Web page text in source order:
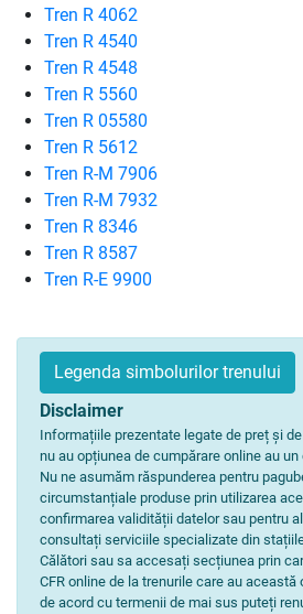
Tren R 4062
Tren R 4540
Tren R 4548
Tren R 5560
Tren R 05580
Tren R 5612
Tren R-M 7906
Tren R-M 7932
Tren R 8346
Tren R 8587
Tren R-E 9900
Legenda simbolurilor trenului
Disclaimer
Informațiile prezentate legate de preț și
nu au opțiunea de cumpărare online au
Nu ne asumăm răspunderea pentru
circumstanțiale produse prin utilizarea
confirmarea validității datelor sau pentru
consultați serviciile specializate din
Călători sau sa accesați secțiunea prin
CFR online de la trenurile care au
de acord cu termenii de mai sus puteți